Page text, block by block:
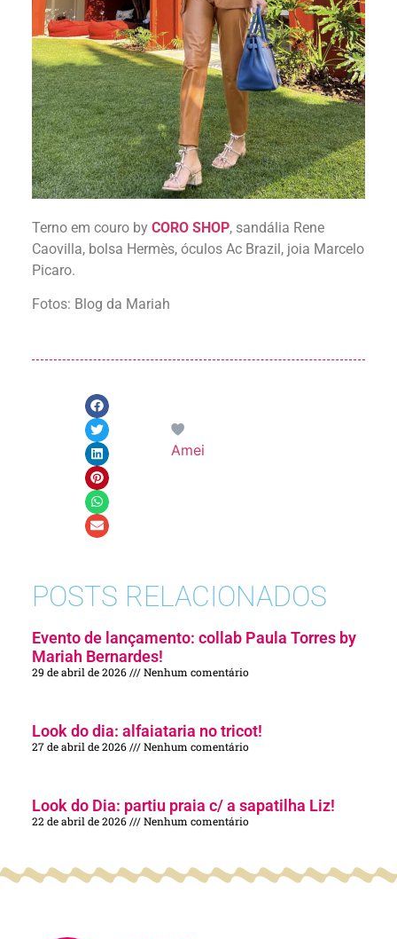
Terno em couro by CORO SHOP, sandália Rene
Caovilla, bolsa Hermès, óculos Ac Brazil, joia Marcelo
Picaro.
Fotos: Blog da Mariah
Amei
POSTS RELACIONADOS
Evento de lançamento: collab Paula Torres by
Mariah Bernardes!
29 de abril de 2026 Nenhum comentário
Look do dia: alfaiataria no tricot!
27 de abril de 2026 Nenhum comentário
Look do Dia: partiu praia c/ a sapatilha Liz!
22 de abril de 2026 Nenhum comentário